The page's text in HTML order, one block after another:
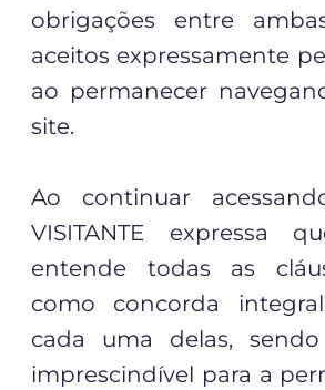
obrigações entre
aceitos expressamente
ao permanecer
site.
Ao continuar
VISITANTE expressa
entende todas as
como concorda
cada uma delas,
imprescindível para a